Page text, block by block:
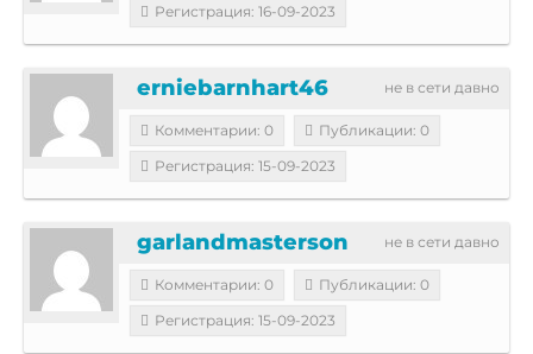
Регистрация: 16-09-2023
не в сети давно
erniebarnhart46
Комментарии: 0
Публикации: 0
Регистрация: 15-09-2023
не в сети давно
garlandmasterson
Комментарии: 0
Публикации: 0
Регистрация: 15-09-2023